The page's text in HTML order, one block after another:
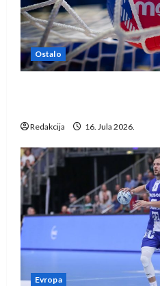
Ostalo
Redakcija 16. Jula 2026.
Evropa